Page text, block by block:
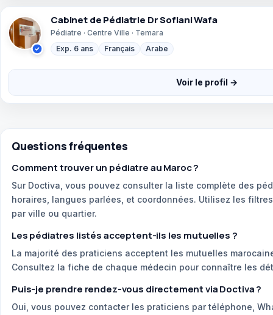
Cabinet de Pédiatrie Dr Sofiani Wafa
Pédiatre · Centre Ville · Temara
Exp. 6 ans
Français Arabe
Voir le profil →
Questions fréquentes
Comment trouver un pédiatre au Maroc ?
Sur Doctiva, vous pouvez consulter la liste complète des
horaires, langues parlées, et coordonnées. Utilisez les
par ville ou quartier.
Les pédiatres listés acceptent-ils les mutuelles ?
La majorité des praticiens acceptent les mutuelles
Consultez la fiche de chaque médecin pour connaître les
Puis-je prendre rendez-vous directement via Doctiva ?
Oui, vous pouvez contacter les praticiens par téléphone,